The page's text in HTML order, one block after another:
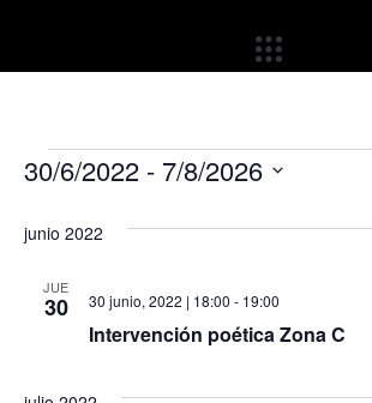
contenido
Eventos
30/6/2022 - 7/8/2026
junio 2022
JUE
30
Intervención poética Zona C
30 junio, 2022 | 18:00 - 19:00